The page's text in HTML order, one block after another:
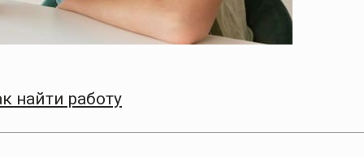
найти работу